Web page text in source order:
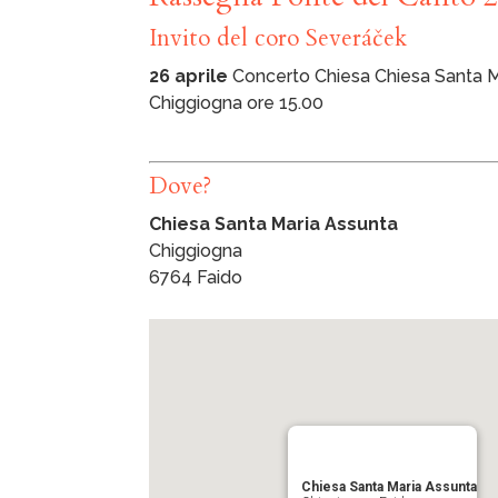
Invito del coro Severáček
26 aprile Concerto Chiesa Chiesa Santa
Chiggiogna ore 15.00
Dove?
Chiesa Santa Maria Assunta
Chiggiogna
6764 Faido
Chiesa Santa Maria Assunta